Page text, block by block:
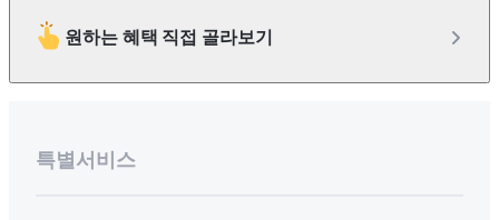
원하는 혜택 직접 골라보기
특별서비스